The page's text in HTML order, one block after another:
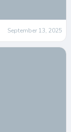
September 13, 2025